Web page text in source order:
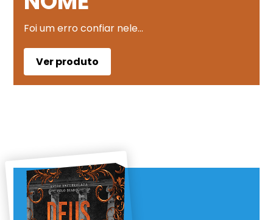
Foi um erro confiar nele…
Ver produto